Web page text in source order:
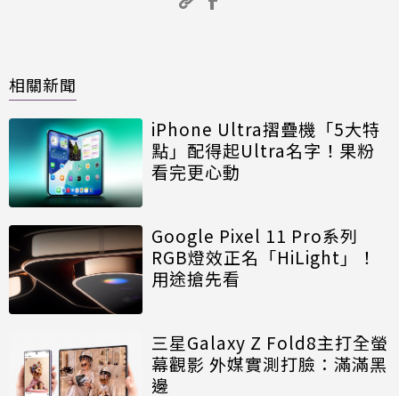
相關新聞
iPhone Ultra摺疊機「5大特
點」配得起Ultra名字！果粉
看完更心動
Google Pixel 11 Pro系列
RGB燈效正名「HiLight」！
用途搶先看
三星Galaxy Z Fold8主打全螢
幕觀影 外媒實測打臉：滿滿黑
邊